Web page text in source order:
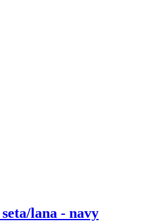
lana - navy